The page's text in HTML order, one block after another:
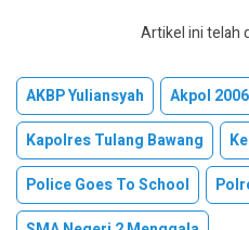
Artikel ini telah
AKBP Yuliansyah Akpol 2006
Kapolres Tulang Bawang
Police Goes To School